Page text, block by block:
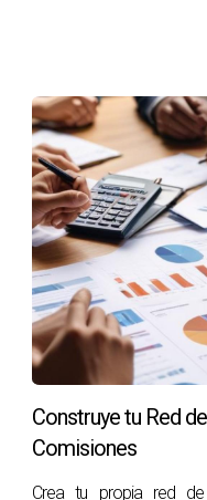
Construye tu Red
Comisiones
Crea tu propia red